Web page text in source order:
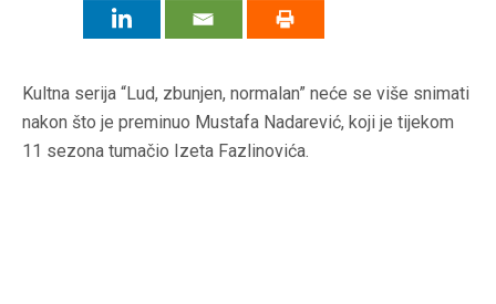
Kultna serija “Lud, zbunjen, normalan” neće se više snimati
nakon što je preminuo Mustafa Nadarević, koji je tijekom
11 sezona tumačio Izeta Fazlinovića.